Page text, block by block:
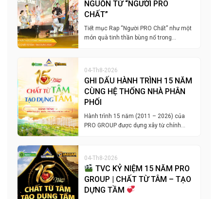
NGUỒN TỪ “NGƯỜI PRO
CHẤT”
Tiết mục Rap “Người PRO Chất” như một
món quà tinh thần bùng nổ trong…
04-Th8-2026
GHI DẤU HÀNH TRÌNH 15 NĂM
CÙNG HỆ THỐNG NHÀ PHÂN
PHỐI
Hành trình 15 năm (2011 – 2026) của
PRO GROUP được dựng xây từ chính…
04-Th8-2026
TVC KỶ NIỆM 15 NĂM PRO
GROUP | CHẤT TỪ TÂM – TẠO
DỰNG TẦM